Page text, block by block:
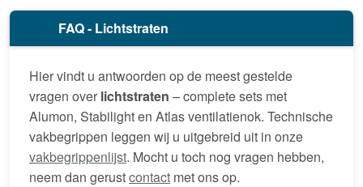
FAQ - Lichtstraten
Hier vindt u antwoorden op de meest gestelde
vragen over lichtstraten – complete sets met
Alumon, Stabilight en Atlas ventilatienok. Technische
vakbegrippen leggen wij u uitgebreid uit in onze
vakbegrippenlijst. Mocht u toch nog vragen hebben,
neem dan gerustcontact met ons op.